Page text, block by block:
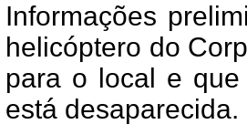
Informações
helicóptero do
para o local e
está desaparecida.